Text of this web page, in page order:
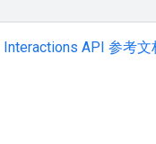
Interactions API 参考文